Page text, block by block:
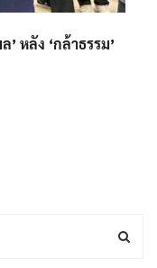
หลัง ‘กล้าธรรม’